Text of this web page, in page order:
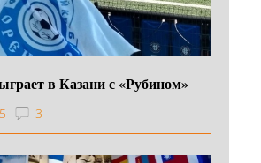
в Казани с «Рубином»
3